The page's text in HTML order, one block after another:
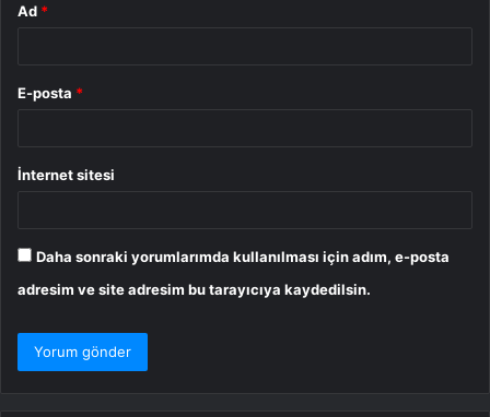
Ad *
E-posta *
İnternet sitesi
Daha sonraki yorumlarımda kullanılması için adım, e-posta
adresim ve site adresim bu tarayıcıya kaydedilsin.